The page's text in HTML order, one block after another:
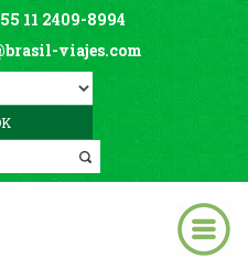
11 2409-8994
viajes.com